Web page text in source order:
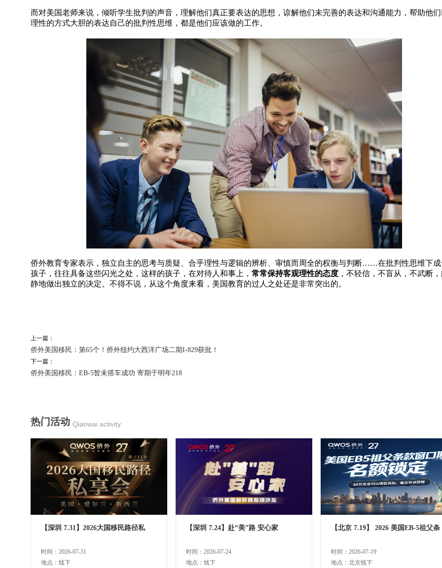
而对美国老师来说，倾听学生批判的声音，理解他们真正要表达的思想，谅解他们未完善的表达和沟通能力，帮助他
理性的方式大胆的表达自己的批判性思维，都是他们应该做的工作。
侨外教育专家表示，独立自主的思考与质疑、合乎理性与逻辑的辨析、审慎而周全的权衡与判断……在批判性思维下成
孩子，往往具备这些闪光之处，这样的孩子，在对待人和事上， 常常保持客观理性的态度 ，不轻信，不盲从，不武断
静地做出独立的决定。不得不说，从这个角度来看，美国教育的过人之处还是非常突出的。
上一篇：
侨外美国移民：第65个！侨外纽约大西洋广场二期I-829获批！
下一篇：
侨外美国移民：EB-5暂未搭车成功 寄期于明年218
热门活动 Qiaowai activity
【深圳 7.31】2026大国移民路径私
时间：2026-07-31
地点：线下
【深圳 7.24】赴“美”路 安心家
时间：2026-07-24
地点：线下
【北京 7.19】 2026 美国EB-5祖父条
时间：2026-07-19
地点：北京线下